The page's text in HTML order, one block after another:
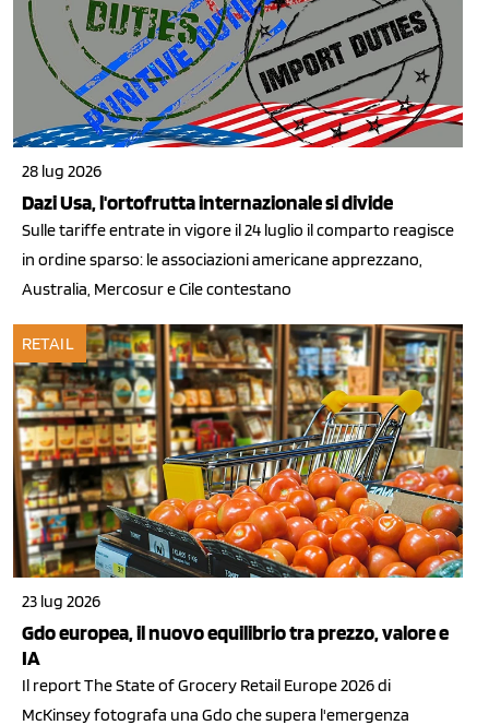
28 lug 2026
Dazi Usa, l'ortofrutta internazionale si divide
Sulle tariffe entrate in vigore il 24 luglio il comparto reagisce
in ordine sparso: le associazioni americane apprezzano,
Australia, Mercosur e Cile contestano
RETAIL
23 lug 2026
Gdo europea, il nuovo equilibrio tra prezzo, valore e
IA
Il report The State of Grocery Retail Europe 2026 di
McKinsey fotografa una Gdo che supera l'emergenza